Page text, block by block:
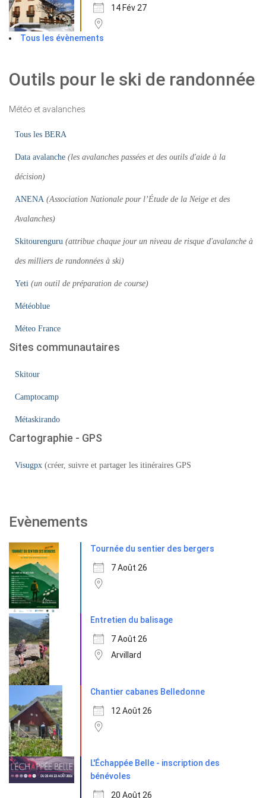
14 Fév 27
Tous les évènements
Outils pour le ski de randonnée
Météo et avalanches
Tous les BERA
Data avalanche (les avalanches passées et des outils d'aide à la
décision)
ANENA (Association Nationale pour l’Étude de la Neige et des
Avalanches)
Skitourenguru (attribue chaque jour un niveau de risque d'avalanche à
des milliers de randonnées à ski)
Yeti (un outil de préparation de course)
Météoblue
Méteo France
Sites communautaires
Skitour
Camptocamp
Métaskirando
Cartographie - GPS
Visugpx (créer, suivre et partager les itinéraires GPS
Evènements
Tournée du sentier des bergers
7 Août 26
Entretien du balisage
7 Août 26
Arvillard
Chantier cabanes Belledonne
12 Août 26
L'Échappée Belle - inscription des
bénévoles
20 Août 26